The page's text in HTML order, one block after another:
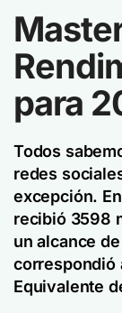
para
Todos
redes
excepción.
recibió 3598
un alcance
correspondió
Equivalente